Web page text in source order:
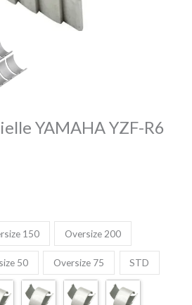
YAMAHA YZF-R6
150 Oversize 200
50 Oversize 75 STD